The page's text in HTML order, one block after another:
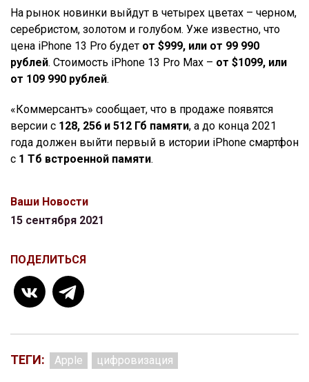
На рынок новинки выйдут в четырех цветах – черном,
серебристом, золотом и голубом. Уже известно, что
цена iPhone 13 Pro будет от $999, или от 99 990
рублей. Стоимость iPhone 13 Pro Max – от $1099, или
от 109 990 рублей.
«Коммерсантъ» сообщает, что в продаже появятся
версии с 128, 256 и 512 Гб памяти, а до конца 2021
года должен выйти первый в истории iPhone смартфон
с 1 Тб встроенной памяти.
Ваши Новости
15 сентября 2021
ПОДЕЛИТЬСЯ
ТЕГИ: Apple цифровизация